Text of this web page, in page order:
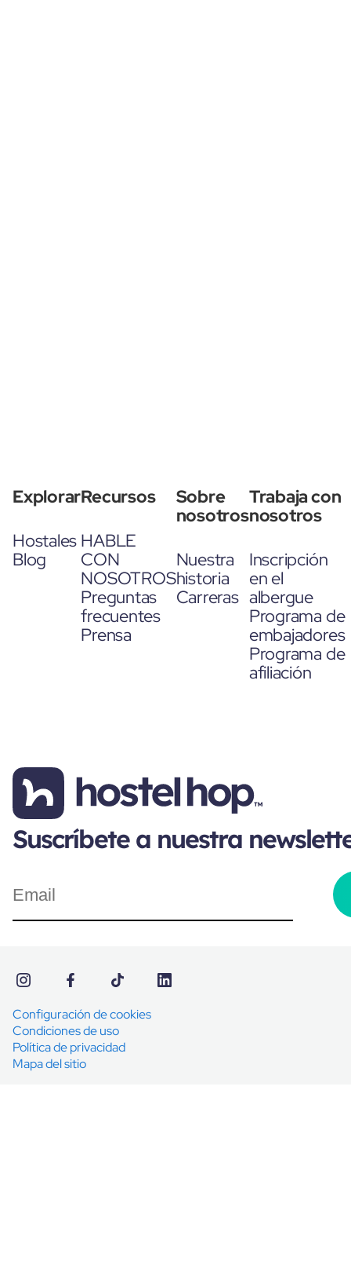
Explorar
Hostales
Blog
Recursos
HABLE
CON
NOSOTROS
Preguntas
frecuentes
Prensa
Sobre
nosotros
Nuestra
historia
Carreras
Trabaja con
nosotros
Inscripción
en el
albergue
Programa de
embajadores
Programa de
afiliación
Suscríbete a nuestra
Configuración de cookies
Condiciones de uso
Política de privacidad
Mapa del sitio